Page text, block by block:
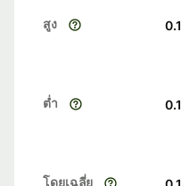
สูง
ต่ำ
โดยเฉลี่ย